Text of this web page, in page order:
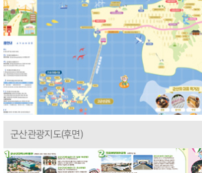
군산관광지도(후면)